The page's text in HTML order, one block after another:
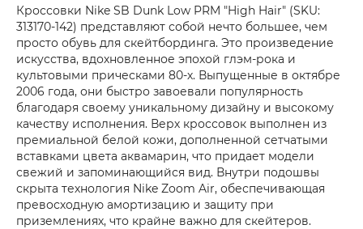
Кроссовки Nike SB Dunk Low PRM "High Hair" (SKU:
313170-142) представляют собой нечто большее, чем
просто обувь для скейтбординга. Это произведение
искусства, вдохновленное эпохой глэм-рока и
культовыми прическами 80-х. Выпущенные в октябре
2006 года, они быстро завоевали популярность
благодаря своему уникальному дизайну и высокому
качеству исполнения. Верх кроссовок выполнен из
премиальной белой кожи, дополненной сетчатыми
вставками цвета аквамарин, что придает модели
свежий и запоминающийся вид. Внутри подошвы
скрыта технология Nike Zoom Air, обеспечивающая
превосходную амортизацию и защиту при
приземлениях, что крайне важно для скейтеров.